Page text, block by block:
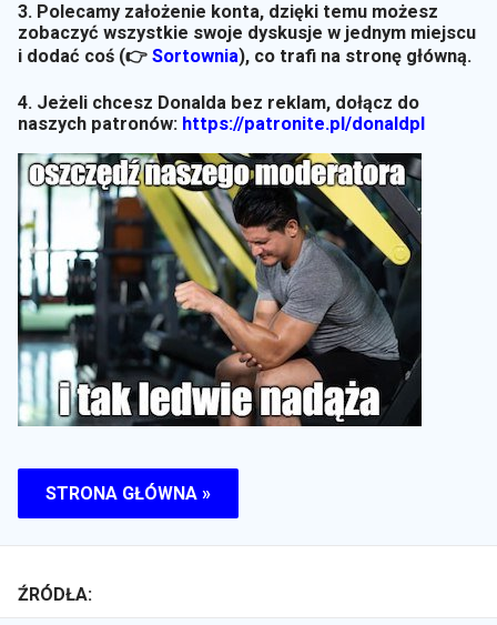
3. Polecamy założenie konta, dzięki temu możesz
zobaczyć wszystkie swoje dyskusje w jednym miejscu
i dodać coś (👉 Sortownia), co trafi na stronę główną.
4. Jeżeli chcesz Donalda bez reklam, dołącz do
naszych patronów: https://patronite.pl/donaldpl
STRONA GŁÓWNA »
ŹRÓDŁA: